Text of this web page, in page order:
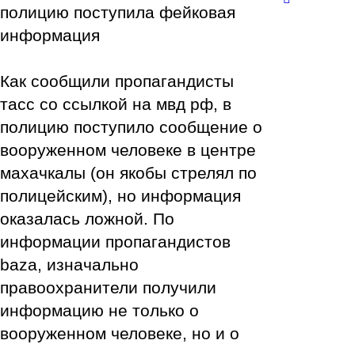
полицию поступила фейковая
информация
Как сообщили пропагандисты
тасс со ссылкой на мвд рф, в
полицию поступило сообщение о
вооруженном человеке в центре
махачкалы (он якобы стрелял по
полицейским), но информация
оказалась ложной. По
информации пропагандистов
baza, изначально
правоохранители получили
информацию не только о
вооруженном человеке, но и о